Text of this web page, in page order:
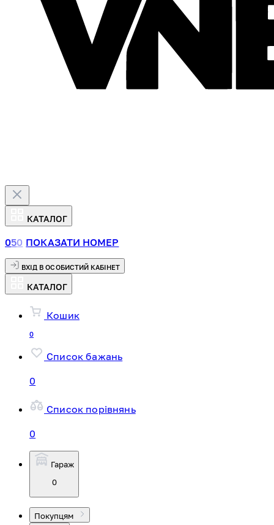
КАТАЛОГ
050 ПОКАЗАТИ НОМЕР
ВХІД В ОСОБИСТИЙ КАБІНЕТ
КАТАЛОГ
Кошик
0
Список бажань
0
Список порівнянь
0
Гараж
0
Покупцям